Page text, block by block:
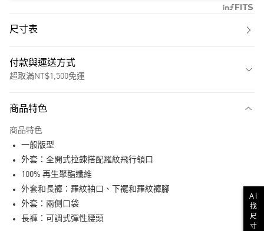
尺寸表
付款與運送方式
超取滿NT$1,500免運
LINE Pay
商品特色
商品特色
一般版型
外套：全開式拉鍊搭配羅紋飛行領口
100% 再生聚酯纖維
外套和長褲：羅紋袖口、下襬和羅紋褲腳
外套：兩側口袋
長褲：可調式彈性腰頭
AI
找
尺
寸